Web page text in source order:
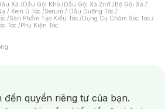
Xả /Dầu Gội Khô /Dầu Gội Xả 2in1 /Bộ Gội Xả /
/ Kem Ủ Tóc /Serum / Dầu Dưỡng Tóc /
/Sản Phẩm Tạo Kiểu Tóc /Dụng Cụ Chăm Sóc Tóc /
Tóc /Phụ Kiện Tóc
Massage/Mặt Nạ Xông Hơi /Nước Rửa Tay/
Chải Đánh Răng /Bàn Chải Điện/
đến quyền riêng tư của bạn.